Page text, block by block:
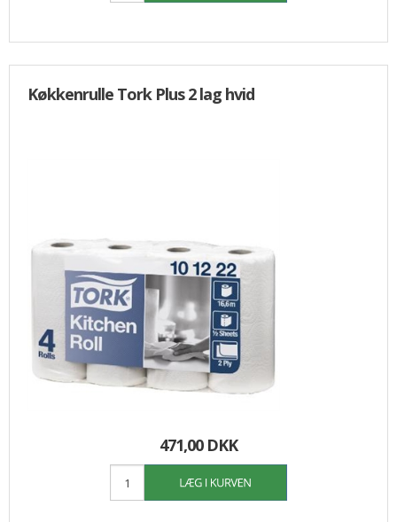
Køkkenrulle Tork Plus 2 lag hvid
471,00 DKK